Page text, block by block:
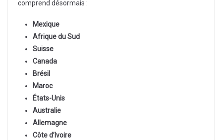
comprend désormais :
Mexique
Afrique du Sud
Suisse
Canada
Brésil
Maroc
États-Unis
Australie
Allemagne
Côte d’Ivoire